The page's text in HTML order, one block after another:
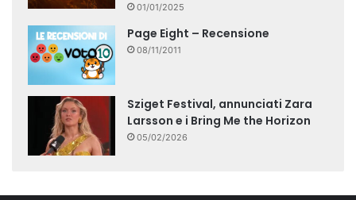
01/01/2025
Page Eight – Recensione
08/11/2011
Sziget Festival, annunciati Zara
Larsson e i Bring Me the Horizon
05/02/2026